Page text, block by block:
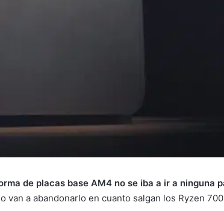
de placas base AM4 no se iba a ir a ninguna
a abandonarlo en cuanto salgan los Ryzen